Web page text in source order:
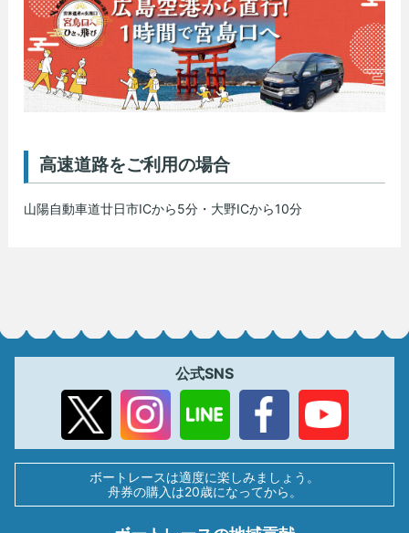
高速道路をご利用の場合
山陽自動車道廿日市ICから5分・大野ICから10分
公式SNS
ボートレースは適度に楽しみましょう。
舟券の購入は20歳になってから。